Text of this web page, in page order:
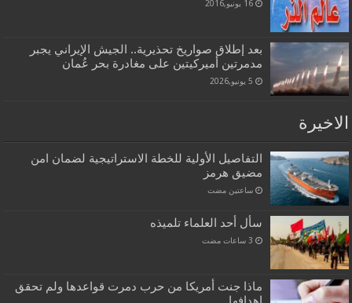
16 يونيو,2016
بعد إطلاق صواريخ تحذيرية.. الجيش الإيراني يجبر
مدمرتين أميركيتين على مغادرة بحر عُمان
5 يونيو,2026
الاخيرة
التفاصيل الأولية للخطة الاستراتيجية لضمان امن
مضيق هرمز
‏ساعتين مضت
سأل أحد العلماء تلميذه
ماذا جنت أمريكا من حرب دمرت قواعدها ولم تحقق